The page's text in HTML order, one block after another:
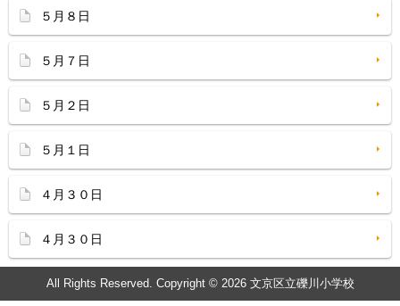
５月８日
５月７日
５月２日
５月１日
４月３０日
４月３０日
All Rights Reserved. Copyright © 2026 文京区立礫川小学校